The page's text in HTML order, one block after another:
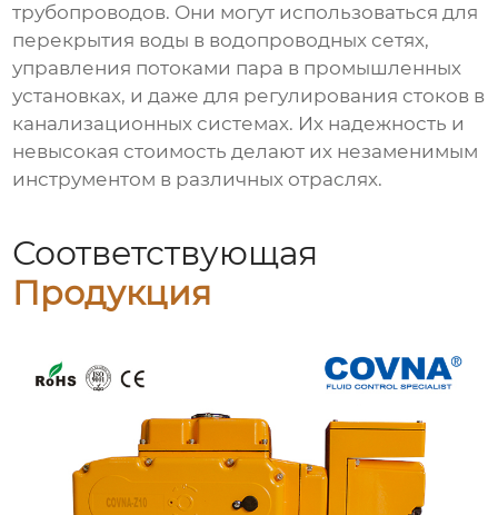
трубопроводов. Они могут использоваться для
перекрытия воды в водопроводных сетях,
управления потоками пара в промышленных
установках, и даже для регулирования стоков в
канализационных системах. Их надежность и
невысокая стоимость делают их незаменимым
инструментом в различных отраслях.
Соответствующая
Продукция